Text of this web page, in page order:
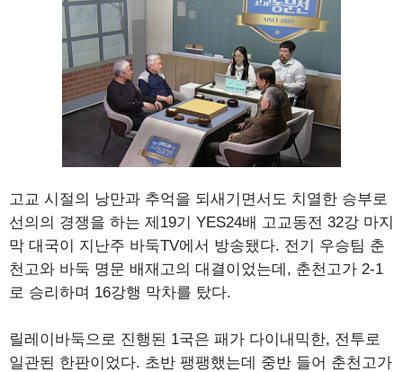
고교 시절의 낭만과 추억을 되새기면서도 치열한 승부로
선의의 경쟁을 하는 제19기 YES24배 고교동전 32강 마지
막 대국이 지난주 바둑TV에서 방송됐다. 전기 우승팀 춘
천고와 바둑 명문 배재고의 대결이었는데, 춘천고가 2-1
로 승리하며 16강행 막차를 탔다.
릴레이바둑으로 진행된 1국은 패가 다이내믹한, 전투로
일관된 한판이었다. 초반 팽팽했는데 중반 들어 춘천고가